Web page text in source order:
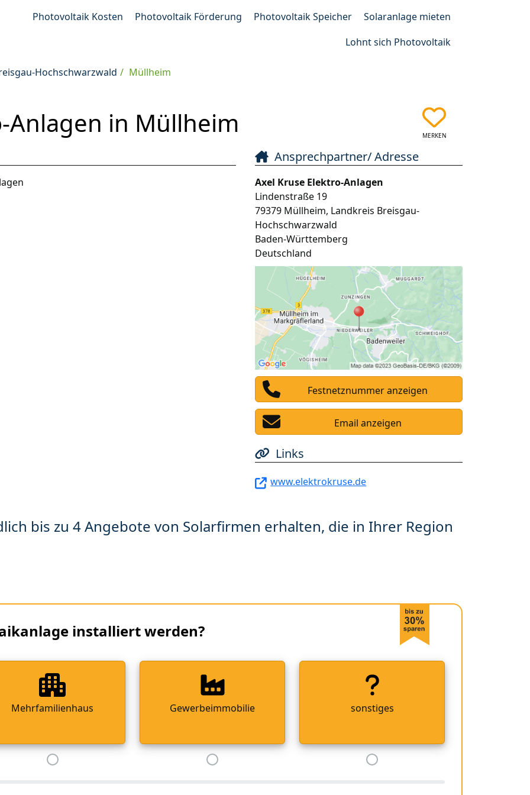
Photovoltaik Kosten Photovoltaik Förderung Photovoltaik Speicher
Solaranlage mieten
Lohnt sich Photovoltaik
Hochschwarzwald Müllheim
Anlagen in Müllheim MERKEN
Ansprechpartner/ Adresse
Axel Kruse Elektro-Anlagen
Lindenstraße 19
79379 Müllheim, Landkreis Breisgau-
Hochschwarzwald
Baden-Württemberg
Deutschland
Festnetznummer anzeigen
Email anzeigen
Links
www.elektrokruse.de
bis zu 4 Angebote von Solarfirmen erhalten, die in Ihrer Region
installiert werden?
Mehrfamilienhaus Gewerbeimmobilie sonstiges